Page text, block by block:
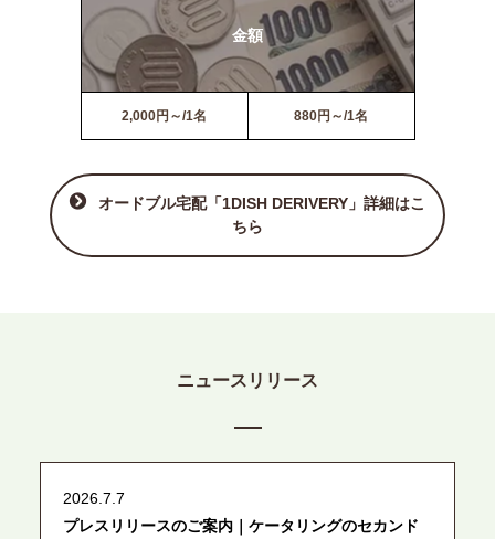
金額
2,000円～/1名 880円～/1名
オードブル宅配「1DISH DERIVERY」詳細はこ
ちら
ニュースリリース
2026.7.7
プレスリリースのご案内｜ケータリングのセカンド